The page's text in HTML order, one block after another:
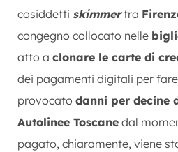
cosiddetti skimmer tra
congegno collocato nelle
atto a clonare le carte di
dei pagamenti digitali per
provocato danni per decine
Autolinee Toscane dal
pagato, chiaramente, viene